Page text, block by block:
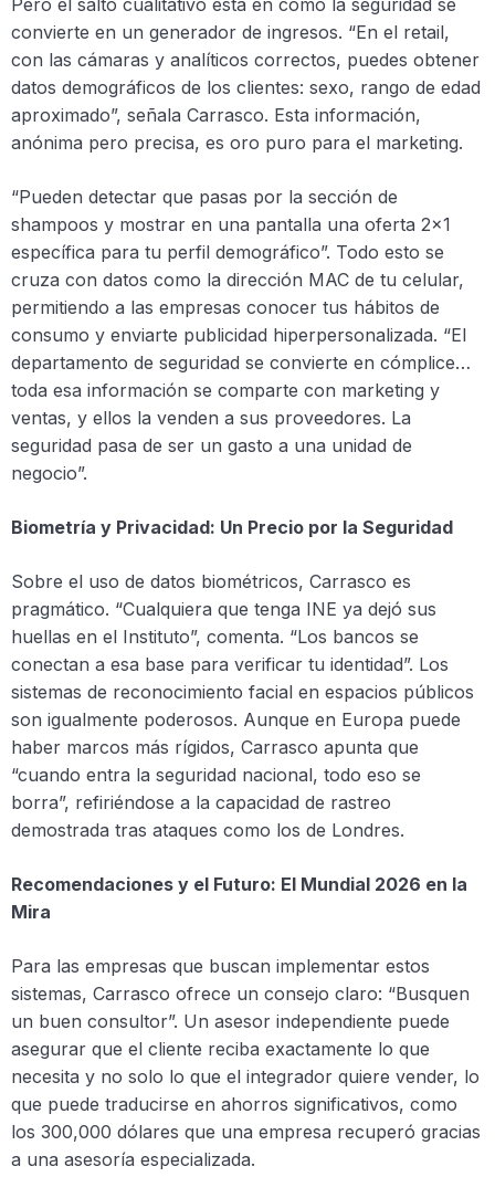
convierte en un generador de ingresos. “En el retail,
con las cámaras y analíticos correctos, puedes obtener
datos demográficos de los clientes: sexo, rango de edad
aproximado”, señala Carrasco. Esta información,
anónima pero precisa, es oro puro para el marketing.
“Pueden detectar que pasas por la sección de
shampoos y mostrar en una pantalla una oferta 2×1
específica para tu perfil demográfico”. Todo esto se
cruza con datos como la dirección MAC de tu celular,
permitiendo a las empresas conocer tus hábitos de
consumo y enviarte publicidad hiperpersonalizada. “El
departamento de seguridad se convierte en cómplice…
toda esa información se comparte con marketing y
ventas, y ellos la venden a sus proveedores. La
seguridad pasa de ser un gasto a una unidad de
negocio”.
Biometría y Privacidad: Un Precio por la Seguridad
Sobre el uso de datos biométricos, Carrasco es
pragmático. “Cualquiera que tenga INE ya dejó sus
huellas en el Instituto”, comenta. “Los bancos se
conectan a esa base para verificar tu identidad”. Los
sistemas de reconocimiento facial en espacios públicos
son igualmente poderosos. Aunque en Europa puede
haber marcos más rígidos, Carrasco apunta que
“cuando entra la seguridad nacional, todo eso se
borra”, refiriéndose a la capacidad de rastreo
demostrada tras ataques como los de Londres.
Recomendaciones y el Futuro: El Mundial 2026 en la
Mira
Para las empresas que buscan implementar estos
sistemas, Carrasco ofrece un consejo claro: “Busquen
un buen consultor”. Un asesor independiente puede
asegurar que el cliente reciba exactamente lo que
necesita y no solo lo que el integrador quiere vender, lo
que puede traducirse en ahorros significativos, como
los 300,000 dólares que una empresa recuperó gracias
a una asesoría especializada.